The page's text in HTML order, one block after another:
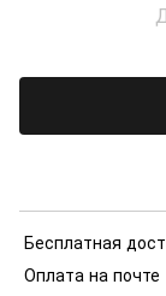
Бесплатная
Оплата на почте